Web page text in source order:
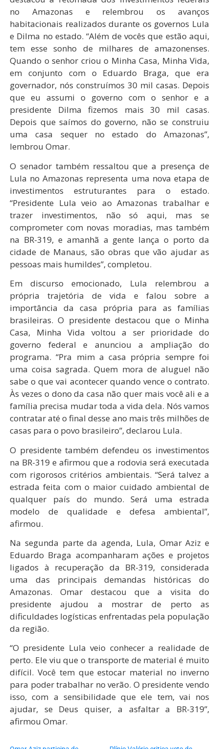
no Amazonas e relembrou os avanços
habitacionais realizados durante os governos Lula
e Dilma no estado. “Além de vocês que estão aqui,
tem esse sonho de milhares de amazonenses.
Quando o senhor criou o Minha Casa, Minha Vida,
em conjunto com o Eduardo Braga, que era
governador, nós construímos 30 mil casas. Depois
que eu assumi o governo com o senhor e a
presidente Dilma fizemos mais 30 mil casas.
Depois que saímos do governo, não se construiu
uma casa sequer no estado do Amazonas”,
lembrou Omar.
O senador também ressaltou que a presença de
Lula no Amazonas representa uma nova etapa de
investimentos estruturantes para o estado.
“Presidente Lula veio ao Amazonas trabalhar e
trazer investimentos, não só aqui, mas se
comprometer com novas moradias, mas também
na BR-319, e amanhã a gente lança o porto da
cidade de Manaus, são obras que vão ajudar as
pessoas mais humildes”, completou.
Em discurso emocionado, Lula relembrou a
própria trajetória de vida e falou sobre a
importância da casa própria para as famílias
brasileiras. O presidente destacou que o Minha
Casa, Minha Vida voltou a ser prioridade do
governo federal e anunciou a ampliação do
programa. “Pra mim a casa própria sempre foi
uma coisa sagrada. Quem mora de aluguel não
sabe o que vai acontecer quando vence o contrato.
Às vezes o dono da casa não quer mais você ali e a
família precisa mudar toda a vida dela. Nós vamos
contratar até o final desse ano mais três milhões de
casas para o povo brasileiro”, declarou Lula.
O presidente também defendeu os investimentos
na BR-319 e afirmou que a rodovia será executada
com rigorosos critérios ambientais. “Será talvez a
estrada feita com o maior cuidado ambiental de
qualquer país do mundo. Será uma estrada
modelo de qualidade e defesa ambiental”,
afirmou.
Na segunda parte da agenda, Lula, Omar Aziz e
Eduardo Braga acompanharam ações e projetos
ligados à recuperação da BR-319, considerada
uma das principais demandas históricas do
Amazonas. Omar destacou que a visita do
presidente ajudou a mostrar de perto as
dificuldades logísticas enfrentadas pela população
da região.
“O presidente Lula veio conhecer a realidade de
perto. Ele viu que o transporte de material é muito
difícil. Você tem que estocar material no inverno
para poder trabalhar no verão. O presidente vendo
isso, com a sensibilidade que ele tem, vai nos
ajudar, se Deus quiser, a asfaltar a BR-319”,
afirmou Omar.